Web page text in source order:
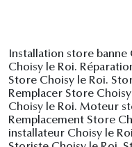
Installation store
Choisy le Roi.
Store Choisy le Roi.
Remplacer Store
Choisy le Roi. Moteur
Remplacement Store
installateur Choisy le